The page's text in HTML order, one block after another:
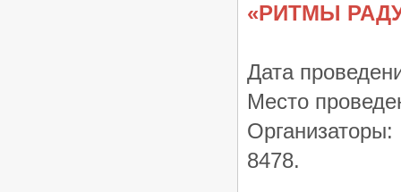
«РИТМЫ
Дата
Место
8478.